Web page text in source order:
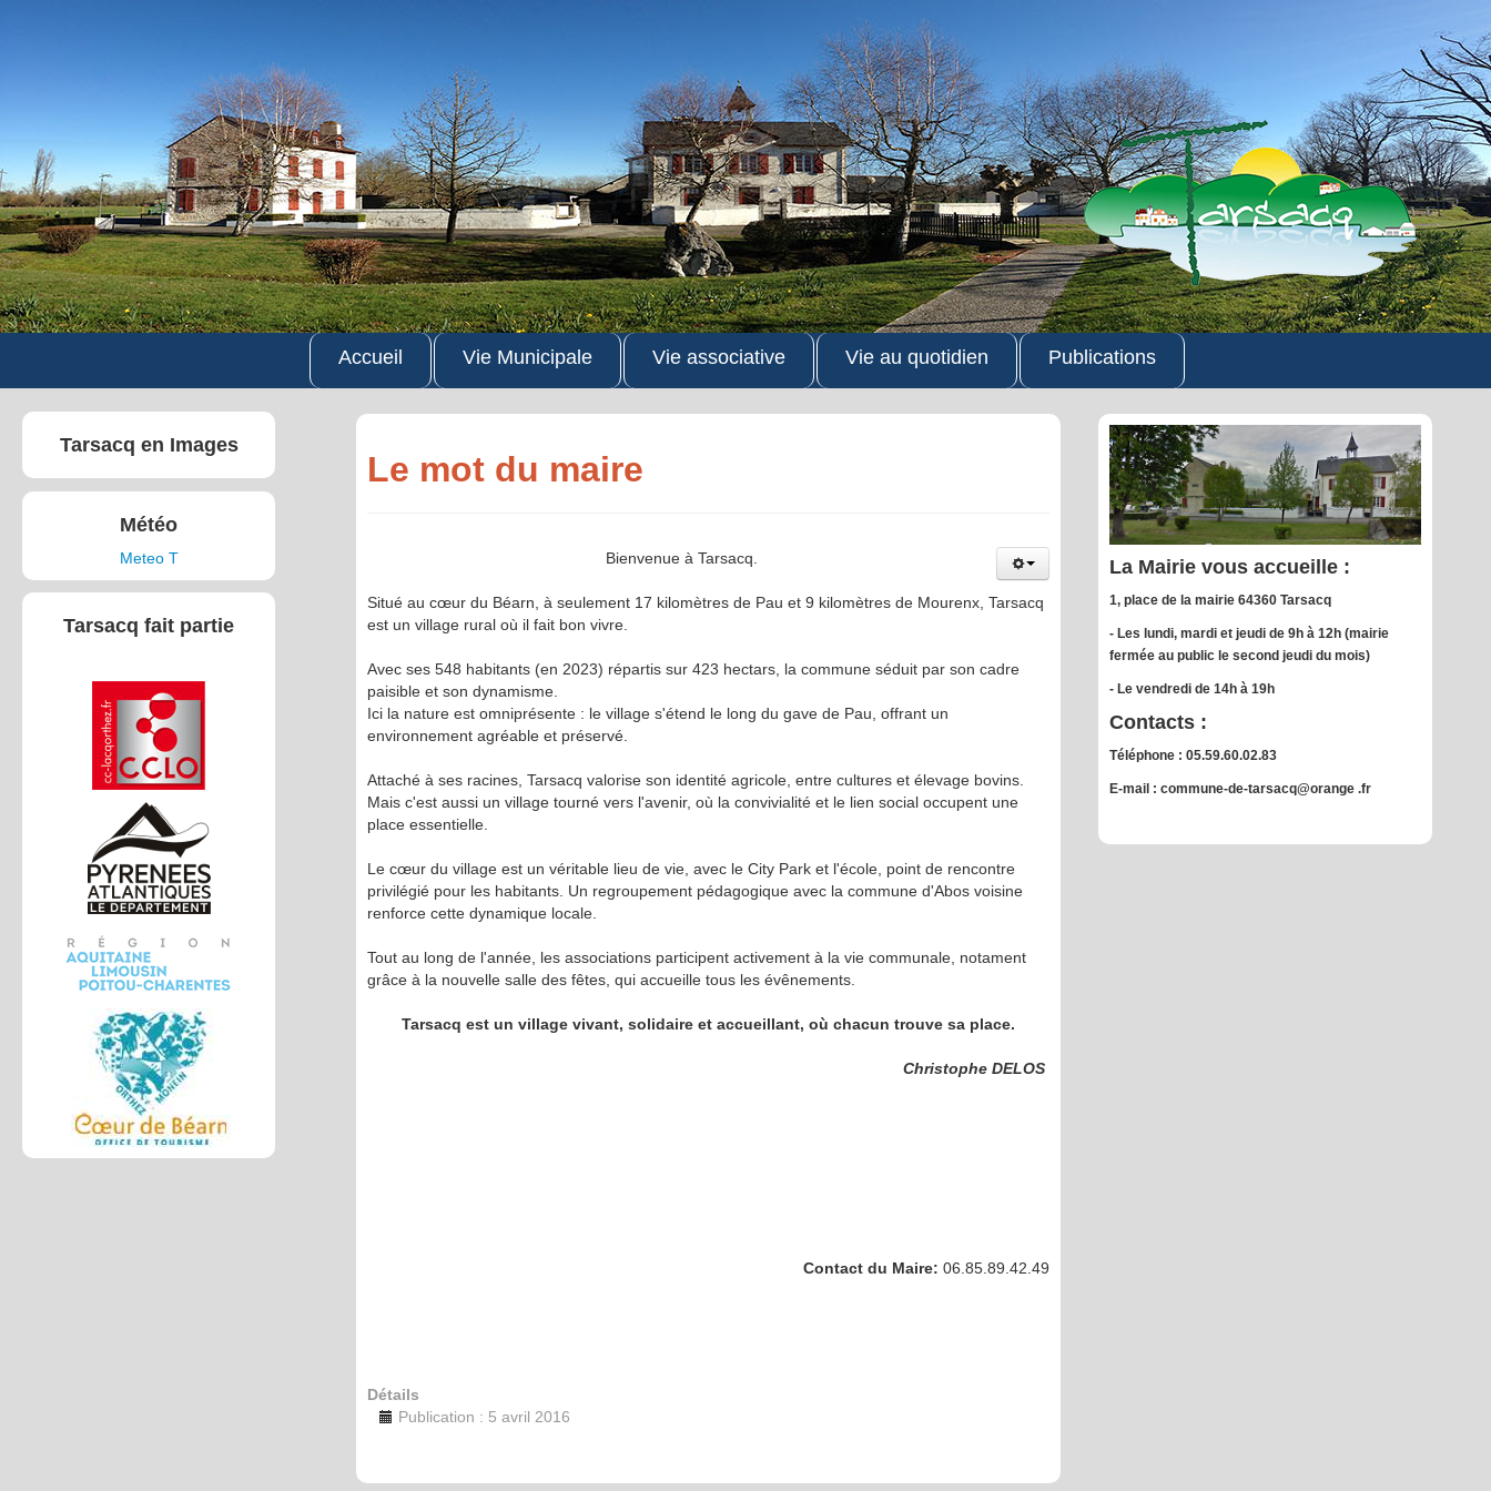
Accueil Vie Municipale Vie associative Vie au quotidien Publications
Tarsacq en Images
Météo
Meteo T
Tarsacq fait partie
Le mot du maire
Bienvenue à Tarsacq.
Situé au cœur du Béarn, à seulement 17 kilomètres de Pau et 9 kilomètres de Mourenx, Tarsacq
est un village rural où il fait bon vivre.
Avec ses 548 habitants (en 2023) répartis sur 423 hectars, la commune séduit par son cadre
paisible et son dynamisme.
Ici la nature est omniprésente : le village s'étend le long du gave de Pau, offrant un
environnement agréable et préservé.
Attaché à ses racines, Tarsacq valorise son identité agricole, entre cultures et élevage bovins.
Mais c'est aussi un village tourné vers l'avenir, où la convivialité et le lien social occupent une
place essentielle.
Le cœur du village est un véritable lieu de vie, avec le City Park et l'école, point de rencontre
privilégié pour les habitants. Un regroupement pédagogique avec la commune d'Abos voisine
renforce cette dynamique locale.
Tout au long de l'année, les associations participent activement à la vie communale, notament
grâce à la nouvelle salle des fêtes, qui accueille tous les évênements.
Tarsacq est un village vivant, solidaire et accueillant, où chacun trouve sa place.
Christophe DELOS
Contact du Maire:06.85.89.42.49
Détails
Publication : 5 avril 2016
La Mairie vous accueille :
1, place de la mairie 64360 Tarsacq
- Les lundi, mardi et jeudi de 9h à 12h (mairie
fermée au public le second jeudi du mois)
- Le vendredi de 14h à 19h
Contacts :
Téléphone : 05.59.60.02.83
E-mail : commune-de-tarsacq@orange .fr